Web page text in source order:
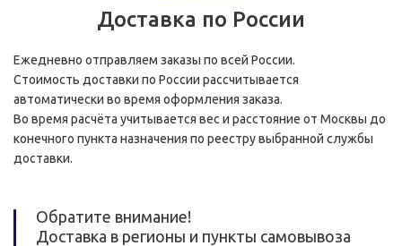
Доставка по России
Ежедневно отправляем заказы по всей России.
Стоимость доставки по России рассчитывается
автоматически во время оформления заказа.
Во время расчёта учитывается вес и расстояние от Москвы до
конечного пункта назначения по реестру выбранной службы
доставки.
Обратите внимание!
Доставка в регионы и пункты самовывоза